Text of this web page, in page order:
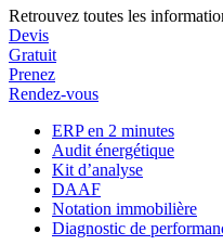
Retrouvez toutes les
Devis
Gratuit
Prenez
Rendez-vous
ERP en 2 minutes
Audit énergétique
Kit d’analyse
DAAF
Notation immobilière
Diagnostic de